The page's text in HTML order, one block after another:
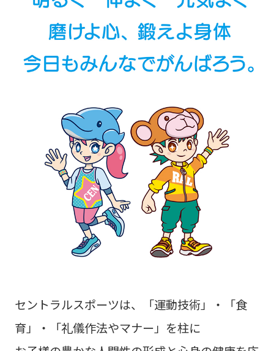
セントラルスポーツは、「運動技術」・「食
育」・「礼儀作法やマナー」を柱に